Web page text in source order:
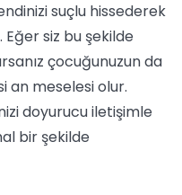
suçlu hissederek
siz bu şekilde
çocuğunuzun da
an meselesi olur.
doyurucu iletişimle
bir şekilde